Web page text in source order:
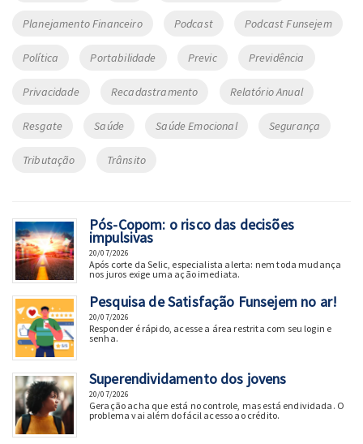
Planejamento Financeiro Podcast Podcast Funsejem
Política Portabilidade Previc Previdência
Privacidade Recadastramento Relatório Anual
Resgate Saúde Saúde Emocional Segurança
Tributação Trânsito
Pós-Copom: o risco das decisões
impulsivas
20/07/2026
Após corte da Selic, especialista alerta: nem toda mudança
nos juros exige uma ação imediata.
Pesquisa de Satisfação Funsejem no ar!
20/07/2026
Responder é rápido, acesse a área restrita com seu login e
senha.
Superendividamento dos jovens
20/07/2026
Geração acha que está no controle, mas está endividada. O
problema vai além do fácil acesso ao crédito.